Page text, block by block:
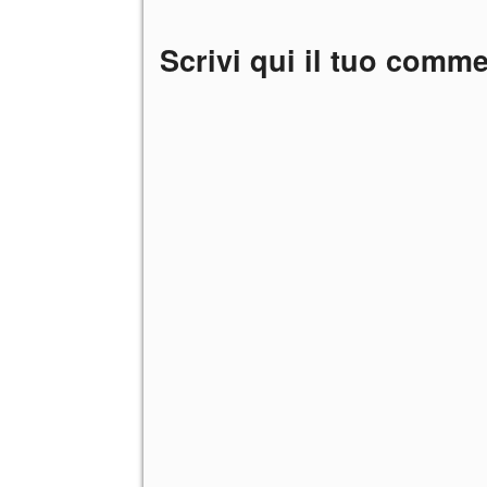
Scrivi qui il tuo